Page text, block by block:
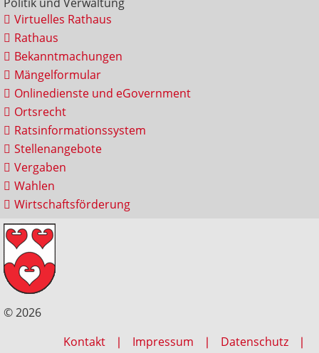
Virtuelles Rathaus
Rathaus
Bekanntmachungen
Mängelformular
Onlinedienste und eGovernment
Ortsrecht
Ratsinformationssystem
Stellenangebote
Vergaben
Wahlen
Wirtschaftsförderung
© 2026
Kontakt
Impressum Datenschutz